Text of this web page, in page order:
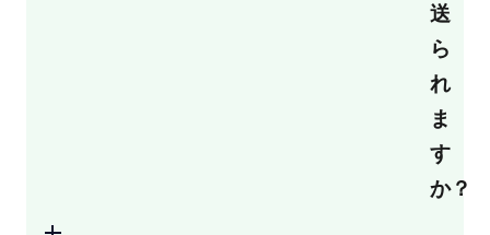
送
ら
れ
ま
す
か？